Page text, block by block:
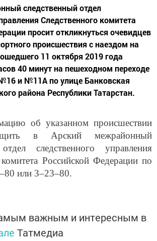
следственный отдел
Следственного комитета
просит откликнуться очевидцев
происшествия с наездом на
11 октября 2019 года
40 минут на пешеходном переходе
и №11А по улице Банковская
района Республики Татарстан.
об указанном происшествии
в Арский межрайонный
следственного управления
Российской Федерации по
или 3–23–80.
важным и интересным в
Татмедиа